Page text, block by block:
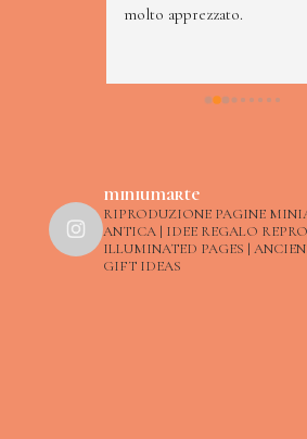
molto apprezzato.
miniumarte
RIPRODUZIONE PAGINE
ANTICA | IDEE REGALO
ILLUMINATED PAGES |
GIFT IDEAS